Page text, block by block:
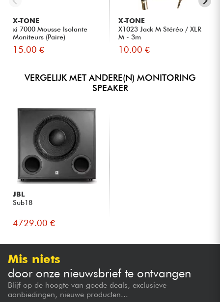
X-TONE
xi 7000 Mousse Isolante
Moniteurs (Paire)
15.00 €
X-TONE
X1023 Jack M Stéréo / XLR
M - 3m
10.00 €
VERGELIJK MET ANDERE(N) MONITORING
SPEAKER
JBL
Sub18
4729.00 €
Mis niets
door onze nieuwsbrief te ontvangen
Blijf op de hoogte van goede deals, exclusieve
aanbiedingen, nieuwe producten...